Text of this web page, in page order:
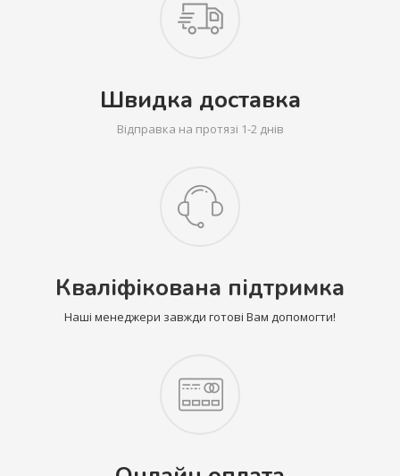
Швидка доставка
Відправка на протязі 1-2 днів
Кваліфікована підтримка
Наші менеджери завжди готові Вам допомогти!